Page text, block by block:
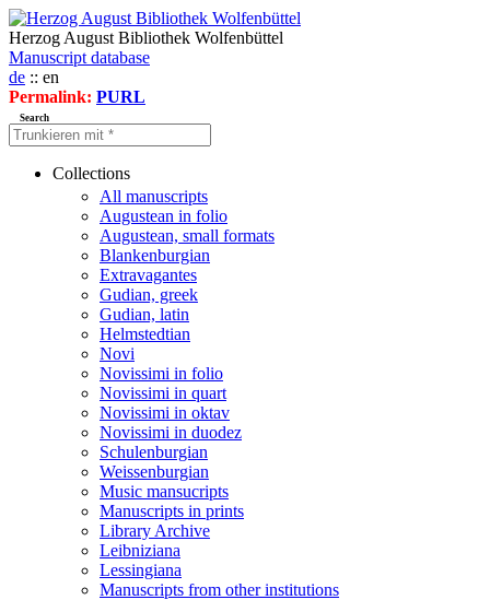
Herzog August Bibliothek Wolfenbüttel
Manuscript database
de :: en
Permalink: PURL
Search
Collections
All manuscripts
Augustean in folio
Augustean, small formats
Blankenburgian
Extravagantes
Gudian, greek
Gudian, latin
Helmstedtian
Novi
Novissimi in folio
Novissimi in quart
Novissimi in oktav
Novissimi in duodez
Schulenburgian
Weissenburgian
Music mansucripts
Manuscripts in prints
Library Archive
Leibniziana
Lessingiana
Manuscripts from other institutions